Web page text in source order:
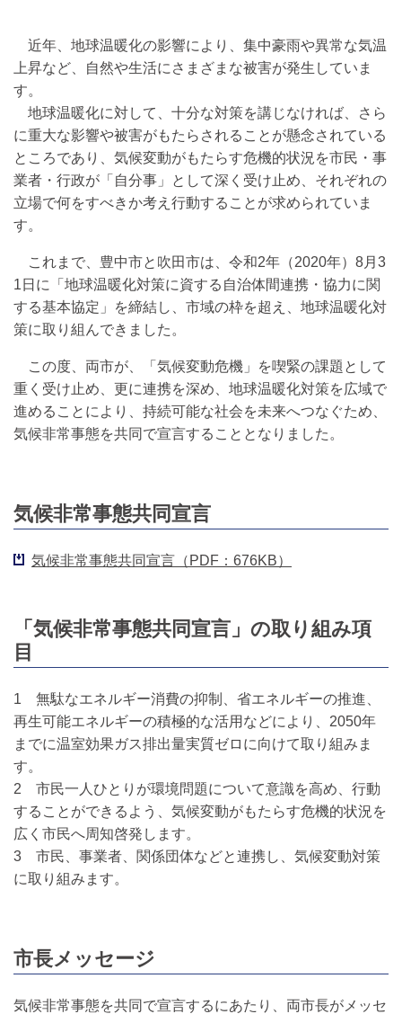
近年、地球温暖化の影響により、集中豪雨や異常な気温
上昇など、自然や生活にさまざまな被害が発生していま
す。
地球温暖化に対して、十分な対策を講じなければ、さら
に重大な影響や被害がもたらされることが懸念されている
ところであり、気候変動がもたらす危機的状況を市民・事
業者・行政が「自分事」として深く受け止め、それぞれの
立場で何をすべきか考え行動することが求められていま
す。
これまで、豊中市と吹田市は、令和2年（2020年）8月3
1日に「地球温暖化対策に資する自治体間連携・協力に関
する基本協定」を締結し、市域の枠を超え、地球温暖化対
策に取り組んできました。
この度、両市が、「気候変動危機」を喫緊の課題として
重く受け止め、更に連携を深め、地球温暖化対策を広域で
進めることにより、持続可能な社会を未来へつなぐため、
気候非常事態を共同で宣言することとなりました。
気候非常事態共同宣言
気候非常事態共同宣言（PDF：676KB）
「気候非常事態共同宣言」の取り組み項
目
1 無駄なエネルギー消費の抑制、省エネルギーの推進、
再生可能エネルギーの積極的な活用などにより、2050年
までに温室効果ガス排出量実質ゼロに向けて取り組みま
す。
2 市民一人ひとりが環境問題について意識を高め、行動
することができるよう、気候変動がもたらす危機的状況を
広く市民へ周知啓発します。
3 市民、事業者、関係団体などと連携し、気候変動対策
に取り組みます。
市長メッセージ
気候非常事態を共同で宣言するにあたり、両市長がメッセ